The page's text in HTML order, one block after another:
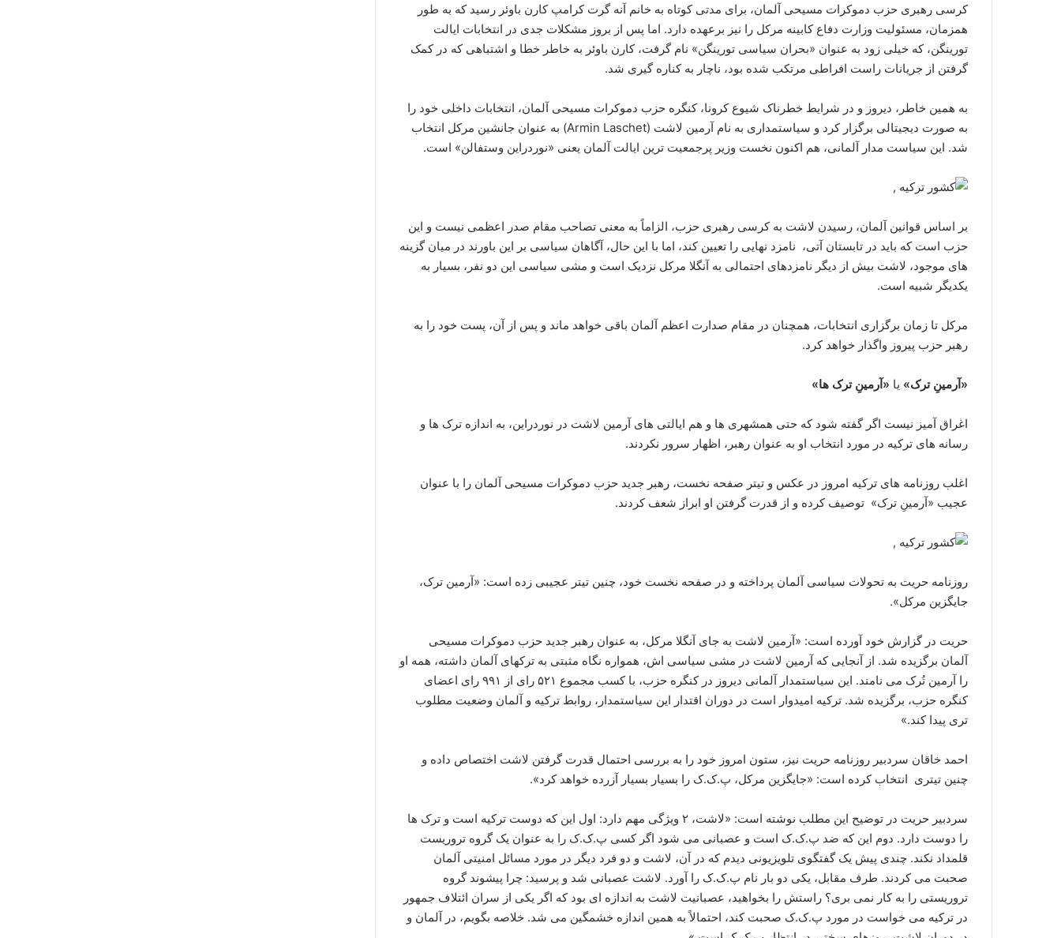
کرسی رهبری حزب دموکرات مسیحی آلمان، برای مدتی کوتاه به خانم آنه گرت کرامپ کارن باوئر رسید که به طور
همزمان، مسئولیت وزارت دفاع کابینه مرکل را نیز برعهده دارد. اما پس از بروز مشکلات جدی در انتخابات ایالت
تورینگن، که خیلی زود به عنوان «بحران سیاسی تورینگن» نام گرفت، کارن باوئر به خاطر خطا و اشتباهی که در کمک
گرفتن از جریانات راست افراطی مرتکب شده بود، ناچار به کناره گیری شد.
به همین خاطر، دیروز و در شرایط خطرناک شیوع کرونا، کنگره حزب دموکرات مسیحی آلمان، انتخابات داخلی خود را
به صورت دیجیتالی برگزار کرد و سیاستمداری به نام آرمین لاشت (Armin Laschet) به‌ عنوان جانشین مرکل انتخاب
شد. این سیاست مدار آلمانی، هم اکنون نخست وزیر پرجمعیت ‌ترین ایالت آلمان یعنی «نوردراین وستفالن» است.
بر اساس قوانین آلمان، رسیدن لاشت به کرسی رهبری حزب، الزاماً به معنی تصاحب مقام صدر اعظمی نیست و این
حزب است که باید در تابستان آتی، نامزد نهایی را تعیین کند، اما با این حال، آگاهان سیاسی بر این باورند در میان گزینه‌
های موجود، لاشت بیش از دیگر نامزدهای احتمالی به آنگلا مرکل نزدیک است و مشی سیاسی این دو نفر، بسیار به
یکدیگر شبیه است.
مرکل تا زمان برگزاری انتخابات، همچنان در مقام صدارت اعظم آلمان باقی خواهد ماند و پس از آن، پست خود را به
رهبر حزب پیروز واگذار خواهد کرد.
«آرمینِ ترک» یا «آرمینِ ترک ها»
اغراق آمیز نیست اگر گفته شود که حتی همشهری ها و هم ایالتی های آرمین لاشت در نوردراین، به اندازه ترک ها و
رسانه های ترکیه در مورد انتخاب او به عنوان رهبر، اظهار سرور نکردند.
اغلب روزنامه های ترکیه امروز در عکس و تیتر صفحه نخست، رهبر جدید حزب دموکرات مسیحی آلمان را با عنوان
عجیب «آرمینِ ترک» توصیف کرده و از قدرت گرفتن او ابراز شعف کردند.
روزنامه حریت به تحولات سیاسی آلمان پرداخته و در صفحه نخست خود، چنین تیتر عجیبی زده است: «آرمین ترک،
جایگزین مرکل».
حریت در گزارش خود آورده است: «آرمین لاشت به جای آنگلا مرکل، به عنوان رهبر جدید حزب دموکرات مسیحی
آلمان برگزیده شد. از آنجایی که آرمین لاشت در مشی سیاسی ­اش، همواره نگاه مثبتی به ترک­های آلمان داشته، همه او
را آرمین تُرک می­ نامند. این سیاستمدار آلمانی دیروز در کنگره حزب، با کسب مجموع ۵۲۱ رای از ۹۹۱ رای اعضای
کنگره حزب، برگزیده شد. ترکیه امیدوار است در دوران اقتدار این سیاستمدار، روابط ترکیه و آلمان وضعیت مطلوب
تری پیدا کند.»
احمد خاقان سردبیر روزنامه حریت نیز، ستون امروز خود را به بررسی احتمال قدرت گرفتن لاشت اختصاص داده و
چنین تیتری انتخاب کرده است: «جایگزین مرکل، پ.ک.ک را بسیار بسیار آزرده خواهد کرد».
سردبیر حریت در توضیح این مطلب نوشته است: «لاشت، ۲ ویژگی مهم دارد: اول این که دوست ترکیه است و ترک ها
را دوست دارد. دوم این که ضد پ.ک.ک است و عصبانی می شود اگر کسی پ.ک.ک را به عنوان یک گروه تروریست
قلمداد نکند. چندی پیش یک گفتگوی تلویزیونی دیدم که در آن، لاشت و دو فرد دیگر در مورد مسائل امنیتی آلمان
صحبت می کردند. طرف مقابل، یکی دو بار نام پ.ک.ک را آورد. لاشت عصبانی شد و پرسید: چرا پیشوند گروه
تروریستی را به کار نمی بری؟ راستش را بخواهید، عصبانیت لاشت به اندازه ای بود که اگر یکی از سران ائتلاف جمهور
در ترکیه می خواست در مورد پ.ک.ک صحبت کند، احتمالاً به همین اندازه خشمگین می شد. خلاصه بگویم، در آلمان و